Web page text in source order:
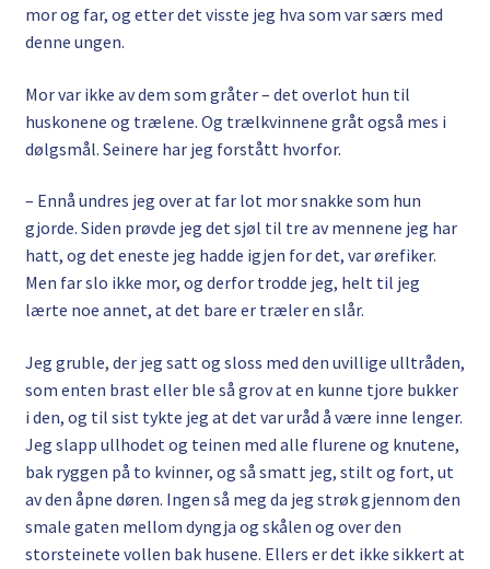
mor og far, og etter det visste jeg hva som var særs med
denne ungen.
Mor var ikke av dem som gråter – det overlot hun til
huskonene og trælene. Og trælkvinnene gråt også mes i
dølgsmål. Seinere har jeg forstått hvorfor.
– Ennå undres jeg over at far lot mor snakke som hun
gjorde. Siden prøvde jeg det sjøl til tre av mennene jeg har
hatt, og det eneste jeg hadde igjen for det, var ørefiker.
Men far slo ikke mor, og derfor trodde jeg, helt til jeg
lærte noe annet, at det bare er træler en slår.
Jeg gruble, der jeg satt og sloss med den uvillige ulltråden,
som enten brast eller ble så grov at en kunne tjore bukker
i den, og til sist tykte jeg at det var uråd å være inne lenger.
Jeg slapp ullhodet og teinen med alle flurene og knutene,
bak ryggen på to kvinner, og så smatt jeg, stilt og fort, ut
av den åpne døren. Ingen så meg da jeg strøk gjennom den
smale gaten mellom dyngja og skålen og over den
storsteinete vollen bak husene. Ellers er det ikke sikkert at